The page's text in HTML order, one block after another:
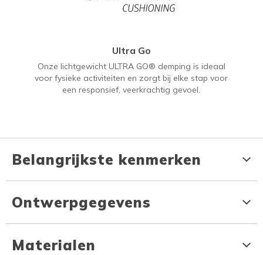
Ultra Go
Onze lichtgewicht ULTRA GO® demping is ideaal
voor fysieke activiteiten en zorgt bij elke stap voor
een responsief, veerkrachtig gevoel.
Belangrijkste kenmerken
Ontwerpgegevens
Materialen